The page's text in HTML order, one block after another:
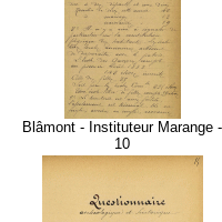
Blâmont - Instituteur Marange -
10